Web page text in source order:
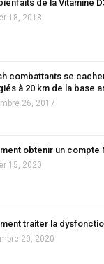
de la Vitamine
18, 2018
combattants se
à 20 km de la base
26, 2017
obtenir un compte
15, 2020
traiter la
20, 2020